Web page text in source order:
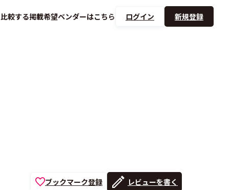
比較する掲載希望ベンダーはこちら ログイン 新規登録
ブックマーク登録 レビューを書く